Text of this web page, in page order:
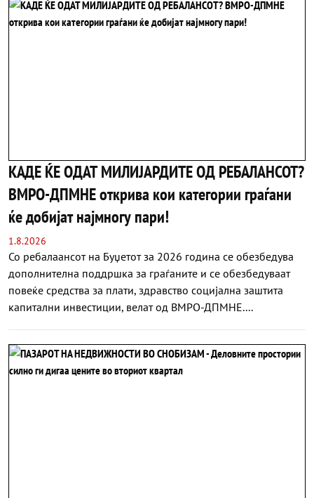
КАДЕ ЌЕ ОДАТ МИЛИЈАРДИТЕ ОД РЕБАЛАНСОТ?
ВМРО-ДПМНЕ открива кои категории граѓани
ќе добијат најмногу пари!
1.8.2026
Со ребалаансот на Буџетот за 2026 година се обезбедува
дополнителна поддршка за граѓаните и се обезбедуваат
повеќе средства за плати, здравство социјална заштита
капитални инвестиции, велат од ВМРО-ДПМНЕ....